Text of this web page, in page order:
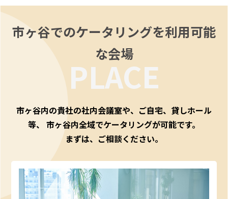
市ヶ谷でのケータリングを利用可能
な会場
PLACE
市ヶ谷内の貴社の社内会議室や、ご自宅、貸しホール
等、 市ヶ谷内全域でケータリングが可能です。
まずは、ご相談ください。